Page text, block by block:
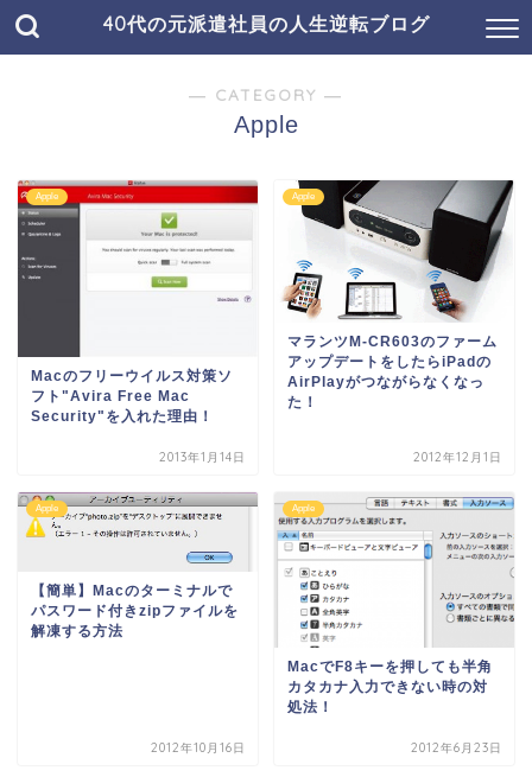
40代の元派遣社員の人生逆転ブログ
― CATEGORY ―
Apple
Apple
Macのフリーウイルス対策ソ
フト"Avira Free Mac
Security"を入れた理由！
2013年1月14日
Apple
マランツM-CR603のファーム
アップデートをしたらiPadの
AirPlayがつながらなくなっ
た！
2012年12月1日
Apple
【簡単】Macのターミナルで
パスワード付きzipファイルを
解凍する方法
2012年10月16日
Apple
MacでF8キーを押しても半角
カタカナ入力できない時の対
処法！
2012年6月23日